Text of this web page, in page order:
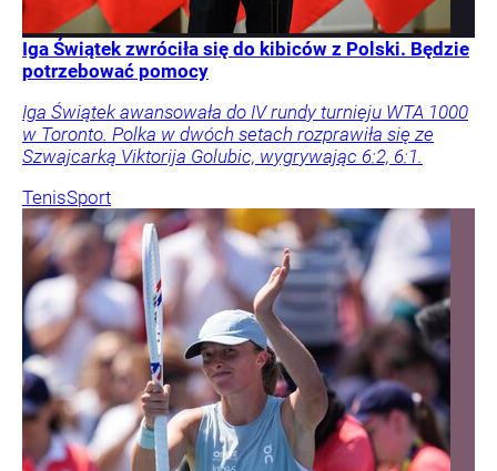
Iga Świątek zwróciła się do kibiców z Polski. Będzie
potrzebować pomocy
Iga Świątek awansowała do IV rundy turnieju WTA 1000
w Toronto. Polka w dwóch setach rozprawiła się ze
Szwajcarką Viktorija Golubic, wygrywając 6:2, 6:1.
TenisSport